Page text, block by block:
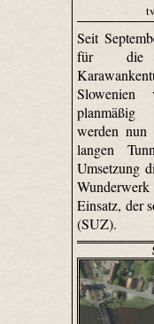
Seit
für die
planmäßig
werden
langen
Umsetzung
Einsatz, der
(SUZ).